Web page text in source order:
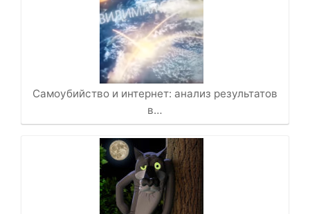
Самоубийство и интернет: анализ результатов
в…